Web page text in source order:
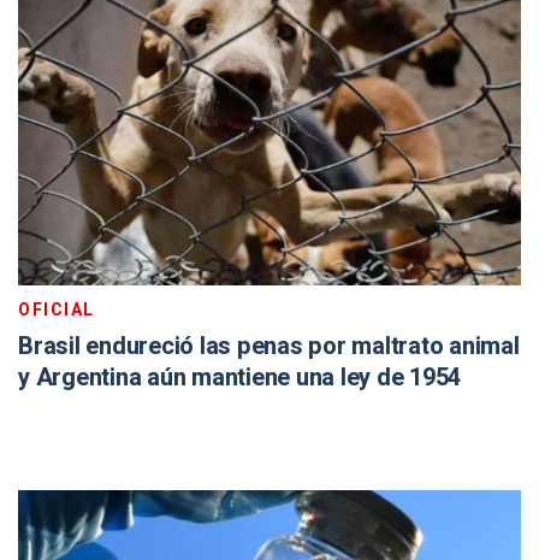
OFICIAL
Brasil endureció las penas por maltrato animal
y Argentina aún mantiene una ley de 1954